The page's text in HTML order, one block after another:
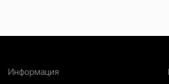
Информация